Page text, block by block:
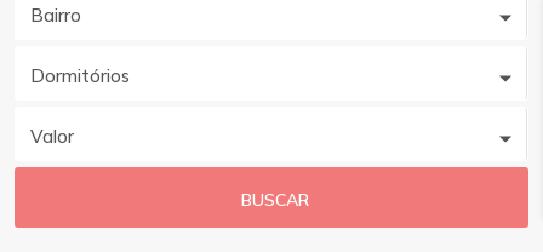
Bairro
Dormitórios
Valor
BUSCAR